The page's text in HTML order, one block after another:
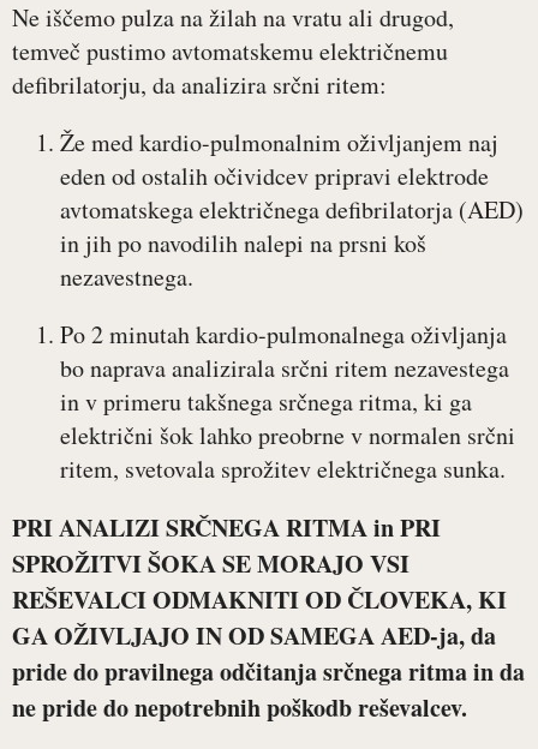
Ne iščemo pulza na žilah na vratu ali drugod,
temveč pustimo avtomatskemu električnemu
defibrilatorju, da analizira srčni ritem:
Že med kardio-pulmonalnim oživljanjem naj
eden od ostalih očividcev pripravi elektrode
avtomatskega električnega defibrilatorja (AED)
in jih po navodilih nalepi na prsni koš
nezavestnega.
Po 2 minutah kardio-pulmonalnega oživljanja
bo naprava analizirala srčni ritem nezavestega
in v primeru takšnega srčnega ritma, ki ga
električni šok lahko preobrne v normalen srčni
ritem, svetovala sprožitev električnega sunka.
PRI ANALIZI SRČNEGA RITMA in PRI
SPROŽITVI ŠOKA SE MORAJO VSI
REŠEVALCI ODMAKNITI OD ČLOVEKA, KI
GA OŽIVLJAJO IN OD SAMEGA AED-ja, da
pride do pravilnega odčitanja srčnega ritma in da
ne pride do nepotrebnih poškodb reševalcev.